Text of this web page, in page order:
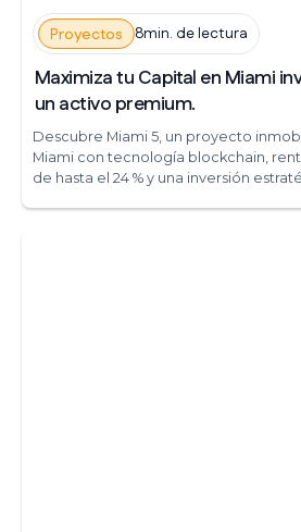
Proyectos 8min. de lectura
Maximiza tu Capital en Miami
un activo premium.
Descubre Miami 5, un proyecto
Miami con tecnología blockchain,
de hasta el 24 % y una inversión